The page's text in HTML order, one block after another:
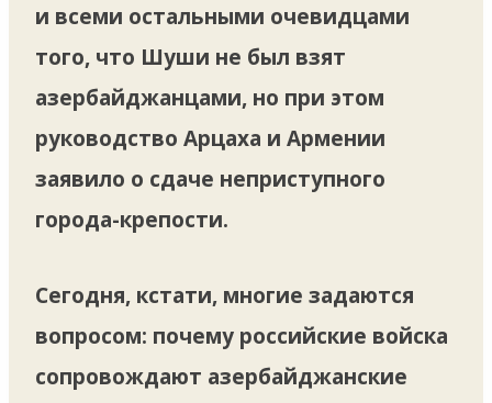
и всеми остальными очевидцами
того, что Шуши не был взят
азербайджанцами, но при этом
руководство Арцаха и Армении
заявило о сдаче неприступного
города-крепости.
Сегодня, кстати, многие задаются
вопросом: почему российские войска
сопровождают азербайджанские